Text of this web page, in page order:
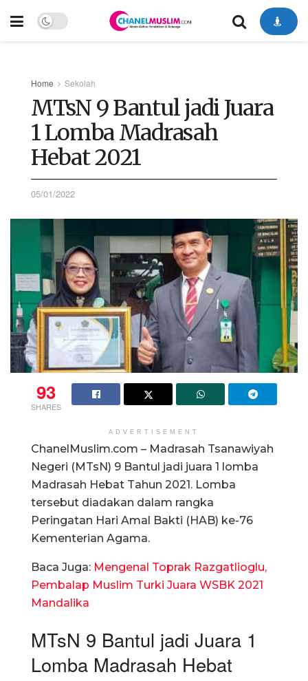
Home Sekolah
MTsN 9 Bantul jadi Juara
1 Lomba Madrasah
Hebat 2021
05/01/2022
93
SHARES
ADVERTISEMENT
ChanelMuslim.com – Madrasah Tsanawiyah
Negeri (MTsN) 9 Bantul jadi juara 1 lomba
Madrasah Hebat Tahun 2021. Lomba
tersebut diadakan dalam rangka
Peringatan Hari Amal Bakti (HAB) ke-76
Kementerian Agama.
Baca Juga: Mengenal Toprak Razgatlioglu,
Pembalap Muslim Turki Juara WSBK 2021
Mandalika
MTsN 9 Bantul jadi Juara 1
Lomba Madrasah Hebat